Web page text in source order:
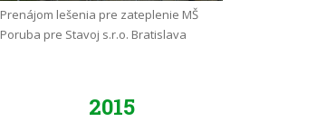
Prenájom lešenia pre zateplenie MŠ
Poruba pre Stavoj s.r.o. Bratislava
2015